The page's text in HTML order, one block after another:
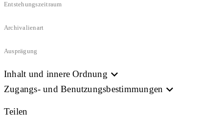
Entstehungszeitraum
Archivalienart
Ausprägung
Inhalt und innere Ordnung
Zugangs- und Benutzungsbestimmungen
Teilen